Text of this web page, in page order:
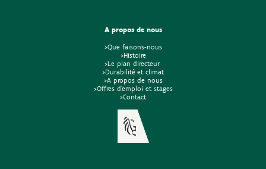
A propos de nous
>Que faisons-nous
>Histoire
>Le plan directeur
>Durabilité et climat
>A propos de nous
>Offres d'emploi et stages
>Contact